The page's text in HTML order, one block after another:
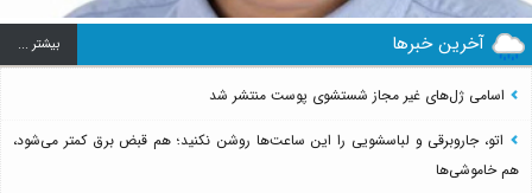
آخرین خبرها بيشتر ...
اسامی ژل‌های غیر مجاز شستشوی پوست منتشر شد
اتو، جاروبرقی و لباسشویی را این ساعت‌ها روشن نکنید؛ هم قبض برق کمتر می‌شود،
هم خاموشی‌ها